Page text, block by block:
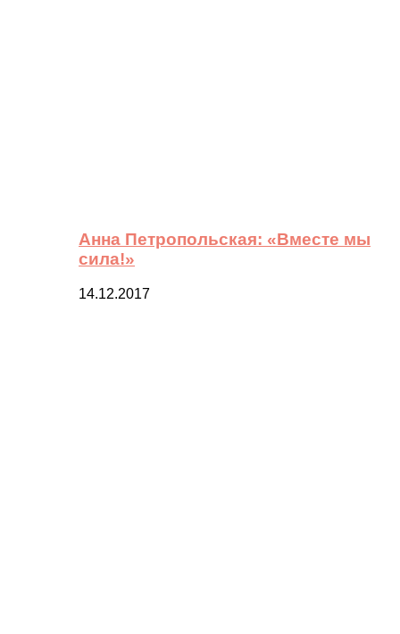
Анна Петропольская: «Вместе мы
сила!»
14.12.2017